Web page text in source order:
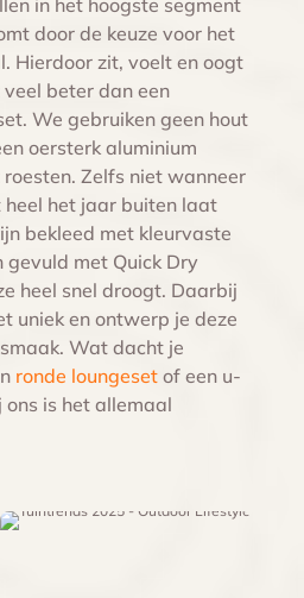
door de keuze voor het
Hierdoor zit, voelt en oogt
beter dan een
We gebruiken geen hout
oersterk aluminium
Zelfs niet wanneer
heel het jaar buiten laat
bekleed met kleurvaste
met Quick Dry
heel snel droogt. Daarbij
uniek en ontwerp je deze
Wat dacht je
ronde loungesetof een u-
is het allemaal